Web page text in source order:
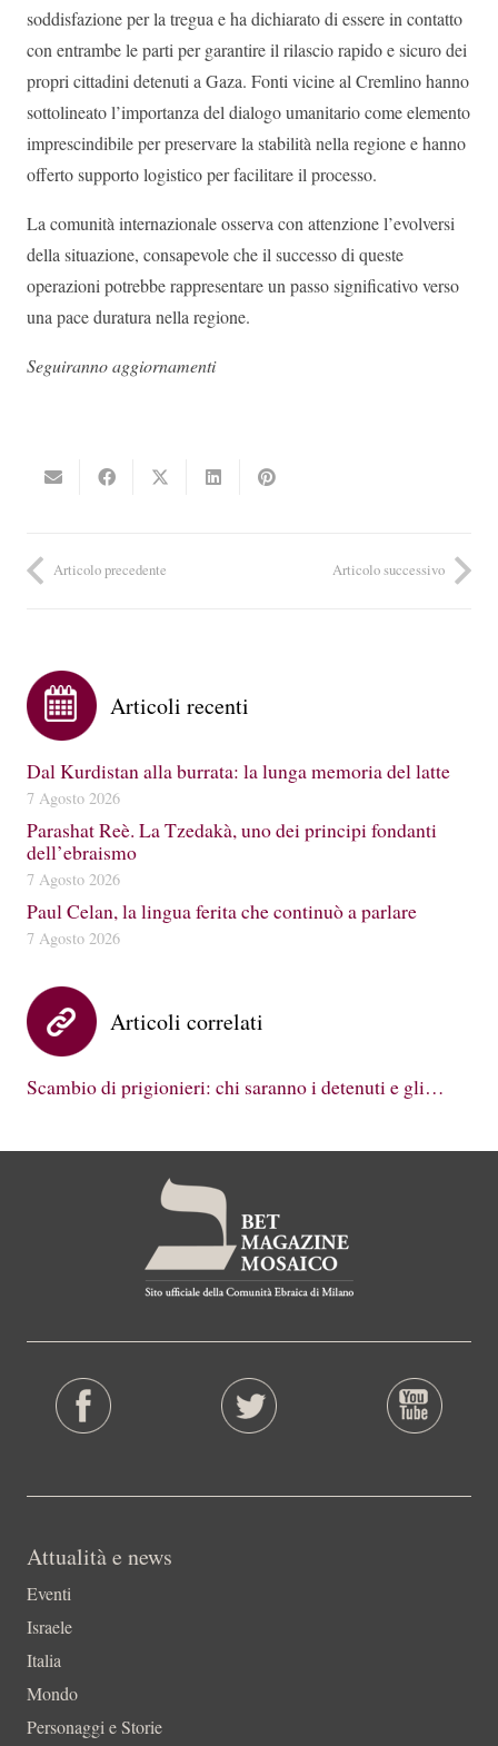
soddisfazione per la tregua e ha dichiarato di essere in contatto
con entrambe le parti per garantire il rilascio rapido e sicuro dei
propri cittadini detenuti a Gaza. Fonti vicine al Cremlino hanno
sottolineato l’importanza del dialogo umanitario come elemento
imprescindibile per preservare la stabilità nella regione e hanno
offerto supporto logistico per facilitare il processo.
La comunità internazionale osserva con attenzione l’evolversi
della situazione, consapevole che il successo di queste
operazioni potrebbe rappresentare un passo significativo verso
una pace duratura nella regione.
Seguiranno aggiornamenti
Articolo precedente Articolo successivo
Articoli recenti
Dal Kurdistan alla burrata: la lunga memoria del latte
7 Agosto 2026
Parashat Reè. La Tzedakà, uno dei principi fondanti
dell’ebraismo
7 Agosto 2026
Paul Celan, la lingua ferita che continuò a parlare
7 Agosto 2026
Articoli correlati
Scambio di prigionieri: chi saranno i detenuti e gli…
Attualità e news
Eventi
Israele
Italia
Mondo
Personaggi e Storie